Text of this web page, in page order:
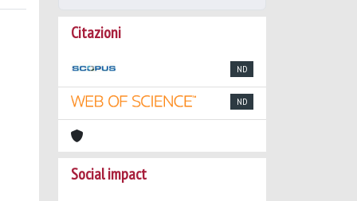
Citazioni
ND
ND
Social impact